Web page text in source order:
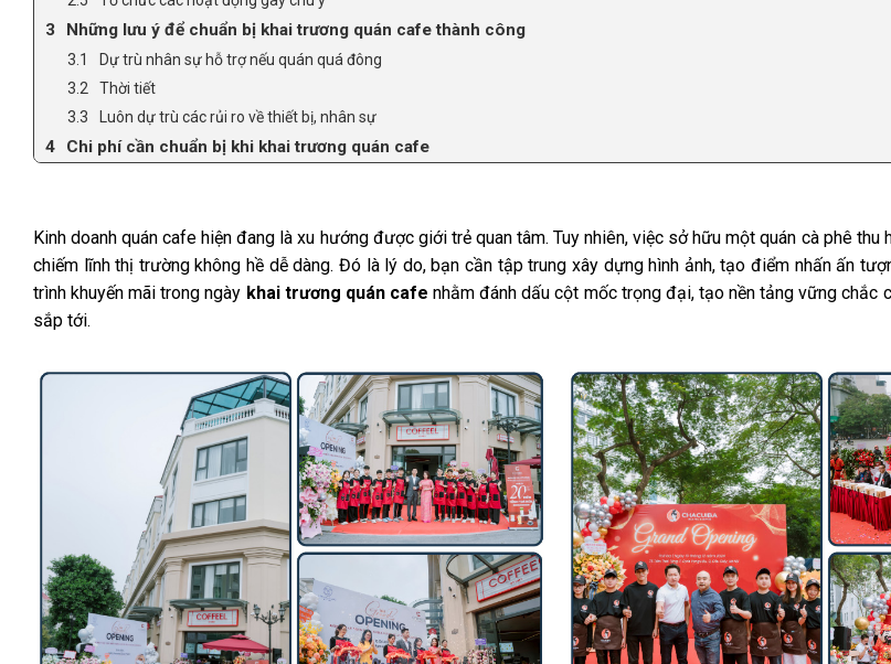
Những lưu ý để chuẩn bị khai trương quán cafe thành công
Dự trù nhân sự hỗ trợ nếu quán quá đông
Thời tiết
Luôn dự trù các rủi ro về thiết bị, nhân sự
Chi phí cần chuẩn bị khi khai trương quán cafe
Kinh doanh quán cafe hiện đang là xu hướng được giới trẻ quan tâm. Tuy nhiên, việc sở hữu một quán cà phê thu
chiếm lĩnh thị trường không hề dễ dàng. Đó là lý do, bạn cần tập trung xây dựng hình ảnh, tạo điểm nhấn ấn
trình khuyến mãi trong ngày khai trương quán cafe nhằm đánh dấu cột mốc trọng đại, tạo nền tảng vững chắc
sắp tới.